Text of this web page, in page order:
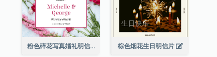
粉色碎花写真婚礼明信片 棕色烟花生日明信片